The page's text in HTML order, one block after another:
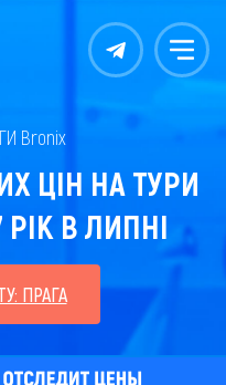
Контакты Меню
Bronix
ЦІН НА ТУРИ
В ЛИПНІ
ПРАГА